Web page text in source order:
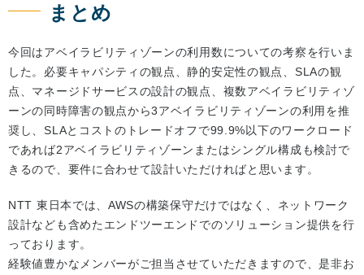
まとめ
今回はアベイラビリティゾーンの利用数についての考察を行いま
した。必要キャパシティの観点、静的安定性の観点、SLAの観
点、マネージドサービスの設計の観点、複数アベイラビリティゾ
ーンの同時障害の観点から3アベイラビリティゾーンの利用を推
奨し、SLAとコストのトレードオフで99.9%以下のワークロード
であれば2アベイラビリティゾーンまたはシングル構成も検討で
きるので、要件に合わせて設計いただければと思います。
NTT 東日本では、AWSの構築保守だけではなく、ネットワーク
設計なども含めたエンドツーエンドでのソリューション提供を行
っております。
経験値豊かなメンバーがご担当させていただきますので、是非お